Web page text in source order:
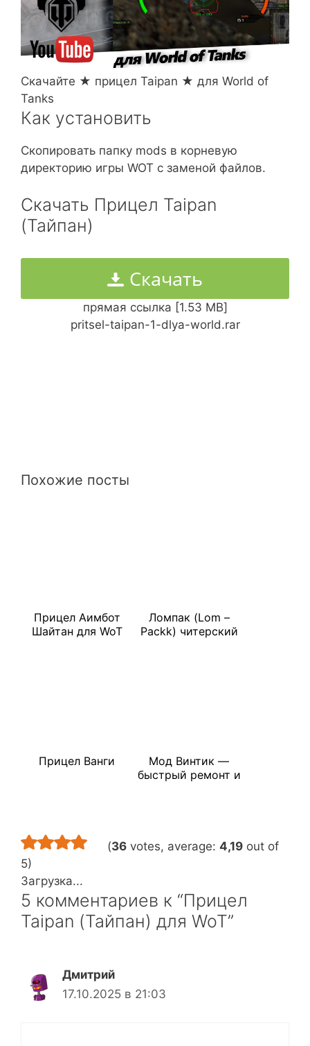
Скачайте ★ прицел Taipan ★ для World of
Tanks
Как установить
Скопировать папку mods в корневую
директорию игры WOT с заменой файлов.
Скачать Прицел Taipan
(Тайпан)
Скачать
прямая ссылка [1.53 MB]
pritsel-taipan-1-dlya-world.rar
Похожие посты
Прицел Аимбот
Шайтан для WoT
Ломпак (Lom –
Packk) читерский
Прицел Ванги
Мод Винтик —
быстрый ремонт и
(36 votes, average: 4,19 out of
5)
Загрузка...
5 комментариев к “Прицел
Taipan (Тайпан) для WoT”
Дмитрий
17.10.2025 в 21:03